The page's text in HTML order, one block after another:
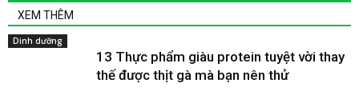
XEM THÊM
Dinh dưỡng
13 Thực phẩm giàu protein tuyệt vời thay
thế được thịt gà mà bạn nên thử